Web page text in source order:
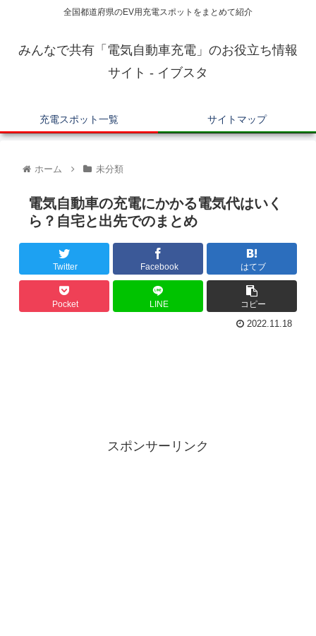
全国都道府県のEV用充電スポットをまとめて紹介
みんなで共有「電気自動車充電」のお役立ち情報
サイト - イブスタ
充電スポット一覧 サイトマップ
ホーム 未分類
電気自動車の充電にかかる電気代はいく
ら？自宅と出先でのまとめ
Twitter Facebook はてブ
Pocket LINE コピー
2022.11.18
スポンサーリンク